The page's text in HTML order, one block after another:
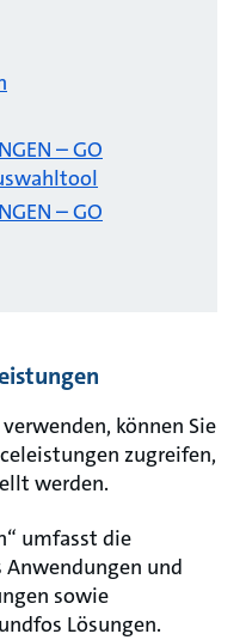
– GO
– GO
können Sie
zugreifen,
werden.
umfasst die
und
sowie
Lösungen.